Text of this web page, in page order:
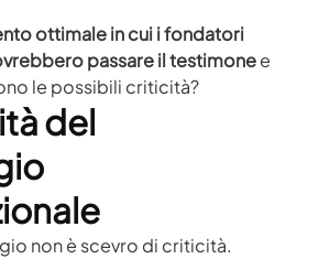
ottimale in cui i fondatori
passare il testimonee
le possibili criticità?
del
non è scevro di criticità.